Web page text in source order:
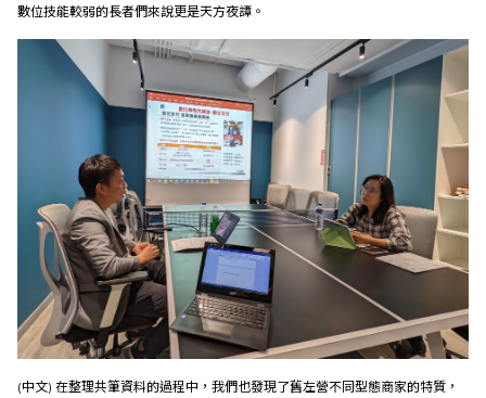
數位技能較弱的長者們來說更是天方夜譚。
(中文) 在整理共筆資料的過程中，我們也發現了舊左營不同型態商家的特質，